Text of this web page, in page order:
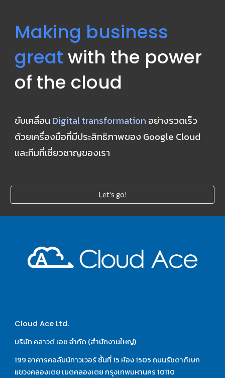
Making business
great with the power
of the cloud
ขับเคลื่อน Digital transformation อย่างรวดเร็ว
ด้วยเครื่องมือที่มีประสิทธิภาพของ Google Cloud
และทีมที่เชี่ยวชาญของเรา
Let's go!
Cloud Ace Ltd.
บริษัท คลาวด์ เอซ จำกัด (สำนักงานใหญ่)
199 อาคารคอลัมน์ทาวเวอร์ ชั้นที่ 15 ห้อง 1505 ถนนรัชดาภิเษก
แขวงคลองเตย เขตคลองเตย กรุงเทพมหานคร 10110